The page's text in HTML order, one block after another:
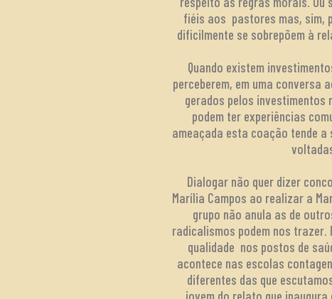
fiéis aos pastores mas, sim,
dificilmente se sobrepõem à
Quando existem
perceberem, em uma conversa
gerados pelos investimentos
podem ter experiências
ameaçada esta coação tende
Dialogar não quer dizer
Marília Campos ao realizar a
grupo não anula as de
radicalismos podem nos
qualidade nos postos de
acontece nas escolas
diferentes das que